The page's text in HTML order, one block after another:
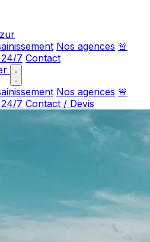
Nos agences 🚨
24/7 Contact
Nos agences 🚨
24/7 Contact / Devis